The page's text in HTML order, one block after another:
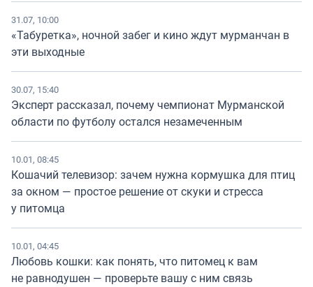
31.07, 10:00
«Табуретка», ночной забег и кино ждут мурманчан в
эти выходные
30.07, 15:40
Эксперт рассказал, почему чемпионат Мурманской
области по футболу остался незамеченным
10.01, 08:45
Кошачий телевизор: зачем нужна кормушка для птиц
за окном — простое решение от скуки и стресса
у питомца
10.01, 04:45
Любовь кошки: как понять, что питомец к вам
не равнодушен — проверьте вашу с ним связь